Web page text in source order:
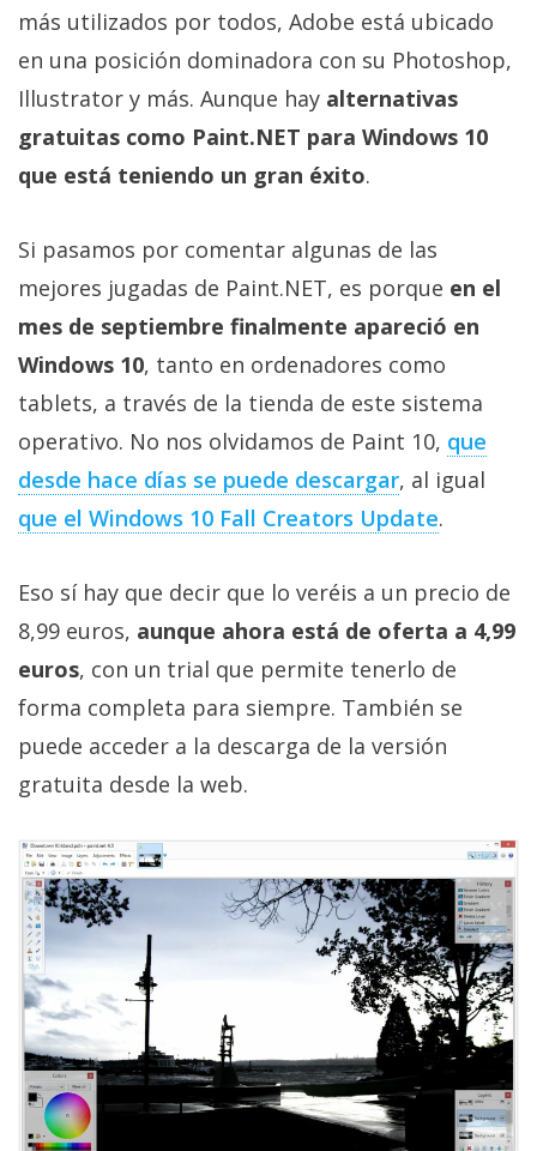
Profesional
+
Más
temas
Foros
Contacto
/
Sobre
nosotros
/
Publicidad
/
opciones
de
privacidad
Aviso
Legal
comunicación
digital donde
encontrarás
todas las
noticias sobre
tecnología,
móviles,
ordenadores,
apps,
informática,
videojuegos,
comparativas,
trucos y
tutoriales.
más utilizados por todos, Adobe está ubicado
en una posición dominadora con su Photoshop,
Illustrator y más. Aunque hay alternativas
gratuitas como Paint.NET para Windows 10
que está teniendo un gran éxito.
Si pasamos por comentar algunas de las
mejores jugadas de Paint.NET, es porque en el
mes de septiembre finalmente apareció en
Windows 10, tanto en ordenadores como
tablets, a través de la tienda de este sistema
operativo. No nos olvidamos de Paint 10, que
desde hace días se puede descargar, al igual
que el Windows 10 Fall Creators Update.
Eso sí hay que decir que lo veréis a un precio de
8,99 euros, aunque ahora está de oferta a 4,99
euros, con un trial que permite tenerlo de
forma completa para siempre. También se
puede acceder a la descarga de la versión
gratuita desde la web.